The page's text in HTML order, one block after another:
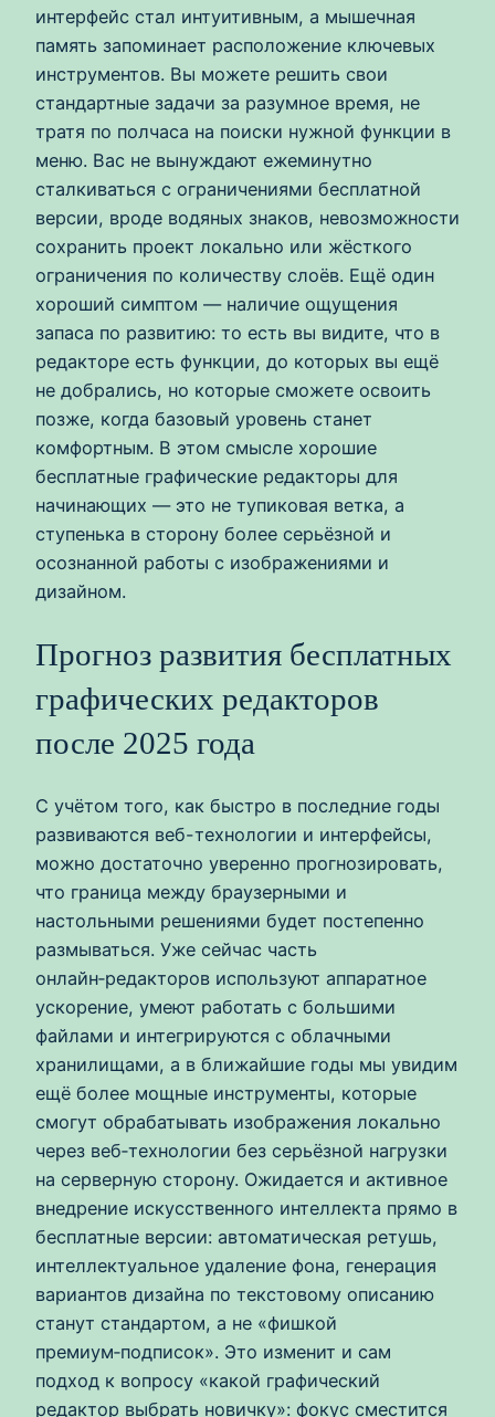
интерфейс стал интуитивным, а мышечная
память запоминает расположение ключевых
инструментов. Вы можете решить свои
стандартные задачи за разумное время, не
тратя по полчаса на поиски нужной функции в
меню. Вас не вынуждают ежеминутно
сталкиваться с ограничениями бесплатной
версии, вроде водяных знаков, невозможности
сохранить проект локально или жёсткого
ограничения по количеству слоёв. Ещё один
хороший симптом — наличие ощущения
запаса по развитию: то есть вы видите, что в
редакторе есть функции, до которых вы ещё
не добрались, но которые сможете освоить
позже, когда базовый уровень станет
комфортным. В этом смысле хорошие
бесплатные графические редакторы для
начинающих — это не тупиковая ветка, а
ступенька в сторону более серьёзной и
осознанной работы с изображениями и
дизайном.
Прогноз развития бесплатных
графических редакторов
после 2025 года
С учётом того, как быстро в последние годы
развиваются веб-технологии и интерфейсы,
можно достаточно уверенно прогнозировать,
что граница между браузерными и
настольными решениями будет постепенно
размываться. Уже сейчас часть
онлайн‑редакторов используют аппаратное
ускорение, умеют работать с большими
файлами и интегрируются с облачными
хранилищами, а в ближайшие годы мы увидим
ещё более мощные инструменты, которые
смогут обрабатывать изображения локально
через веб‑технологии без серьёзной нагрузки
на серверную сторону. Ожидается и активное
внедрение искусственного интеллекта прямо в
бесплатные версии: автоматическая ретушь,
интеллектуальное удаление фона, генерация
вариантов дизайна по текстовому описанию
станут стандартом, а не «фишкой
премиум‑подписок». Это изменит и сам
подход к вопросу «какой графический
редактор выбрать новичку»: фокус сместится